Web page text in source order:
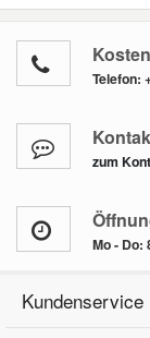
Telefon:
zum
Mo - Do:
Kundenservice